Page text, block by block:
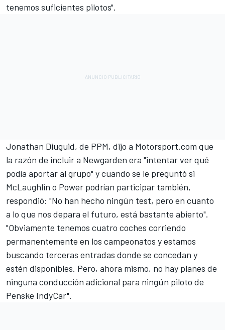
tenemos suficientes pilotos".
Jonathan Diuguid, de PPM, dijo a Motorsport.com que
la razón de incluir a Newgarden era "intentar ver qué
podía aportar al grupo" y cuando se le preguntó si
McLaughlin o Power podrían participar también,
respondió: "No han hecho ningún test, pero en cuanto
a lo que nos depara el futuro, está bastante abierto".
"Obviamente tenemos cuatro coches corriendo
permanentemente en los campeonatos y estamos
buscando terceras entradas donde se concedan y
estén disponibles. Pero, ahora mismo, no hay planes de
ninguna conducción adicional para ningún piloto de
Penske IndyCar".